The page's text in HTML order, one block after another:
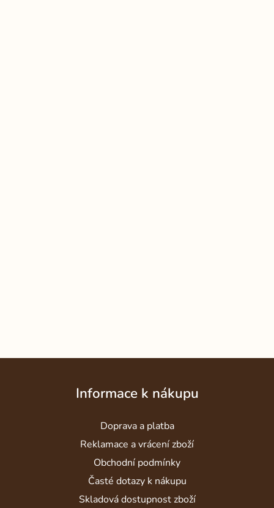
Informace k nákupu
Doprava a platba
Reklamace a vrácení zboží
Obchodní podmínky
Časté dotazy k nákupu
Skladová dostupnost zboží